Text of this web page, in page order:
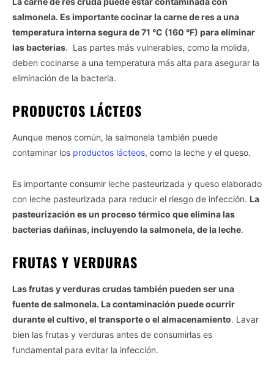
salmonela. Es importante cocinar la carne de res a una
temperatura interna segura de 71 °C (160 °F) para eliminar
las bacterias. Las partes más vulnerables, como la molida,
deben cocinarse a una temperatura más alta para asegurar la
eliminación de la bacteria.
PRODUCTOS LÁCTEOS
Aunque menos común, la salmonela también puede
contaminar los productos lácteos, como la leche y el queso.
Es importante consumir leche pasteurizada y queso elaborado
con leche pasteurizada para reducir el riesgo de infección. La
pasteurización es un proceso térmico que elimina las
bacterias dañinas, incluyendo la salmonela, de la leche.
FRUTAS Y VERDURAS
Las frutas y verduras crudas también pueden ser una
fuente de salmonela. La contaminación puede ocurrir
durante el cultivo, el transporte o el almacenamiento. Lavar
bien las frutas y verduras antes de consumirlas es
fundamental para evitar la infección.